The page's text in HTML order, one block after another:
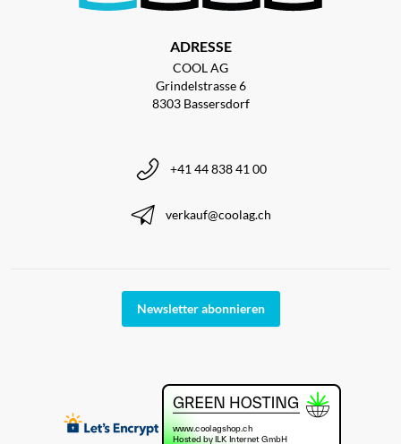
ADRESSE
COOL AG
Grindelstrasse 6
8303 Bassersdorf
+41 44 838 41 00
verkauf@coolag.ch
Newsletter abonnieren